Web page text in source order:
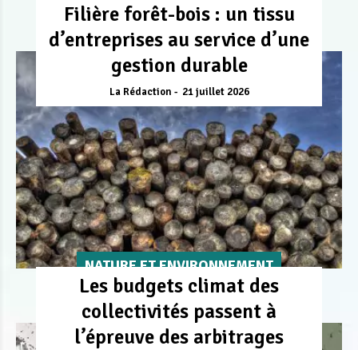
Filière forêt-bois : un tissu
d’entreprises au service d’une
gestion durable
La Rédaction 21 juillet 2026
NATURE ET ENVIRONNEMENT
Les budgets climat des
collectivités passent à
l’épreuve des arbitrages